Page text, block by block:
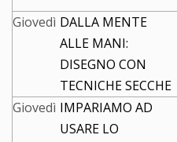
Giovedì DALLA MENTE
ALLE MANI:
DISEGNO CON
TECNICHE SECCHE
Giovedì IMPARIAMO AD
USARE LO